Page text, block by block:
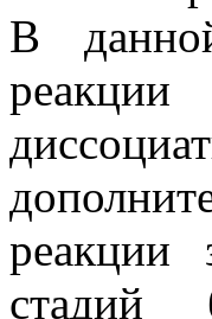
В
реакции
стадий